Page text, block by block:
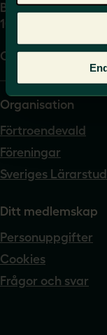
Box 17061
104 62 Stockholm
Org.nr. 802540-
Organisation
Förtroendevald
Föreningar
Sveriges
Ditt medlemskap
Personuppgifter
Cookies
Frågor och svar